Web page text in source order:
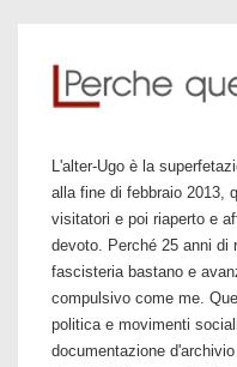
L'alter-Ugo è la
alla fine di febbraio 2013,
visitatori e poi riaperto e
devoto. Perché 25 anni di
fascisteria bastano e
compulsivo come me.
politica e movimenti
documentazione